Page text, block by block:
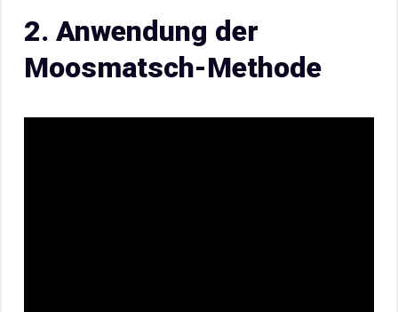
2. Anwendung der
Moosmatsch-Methode